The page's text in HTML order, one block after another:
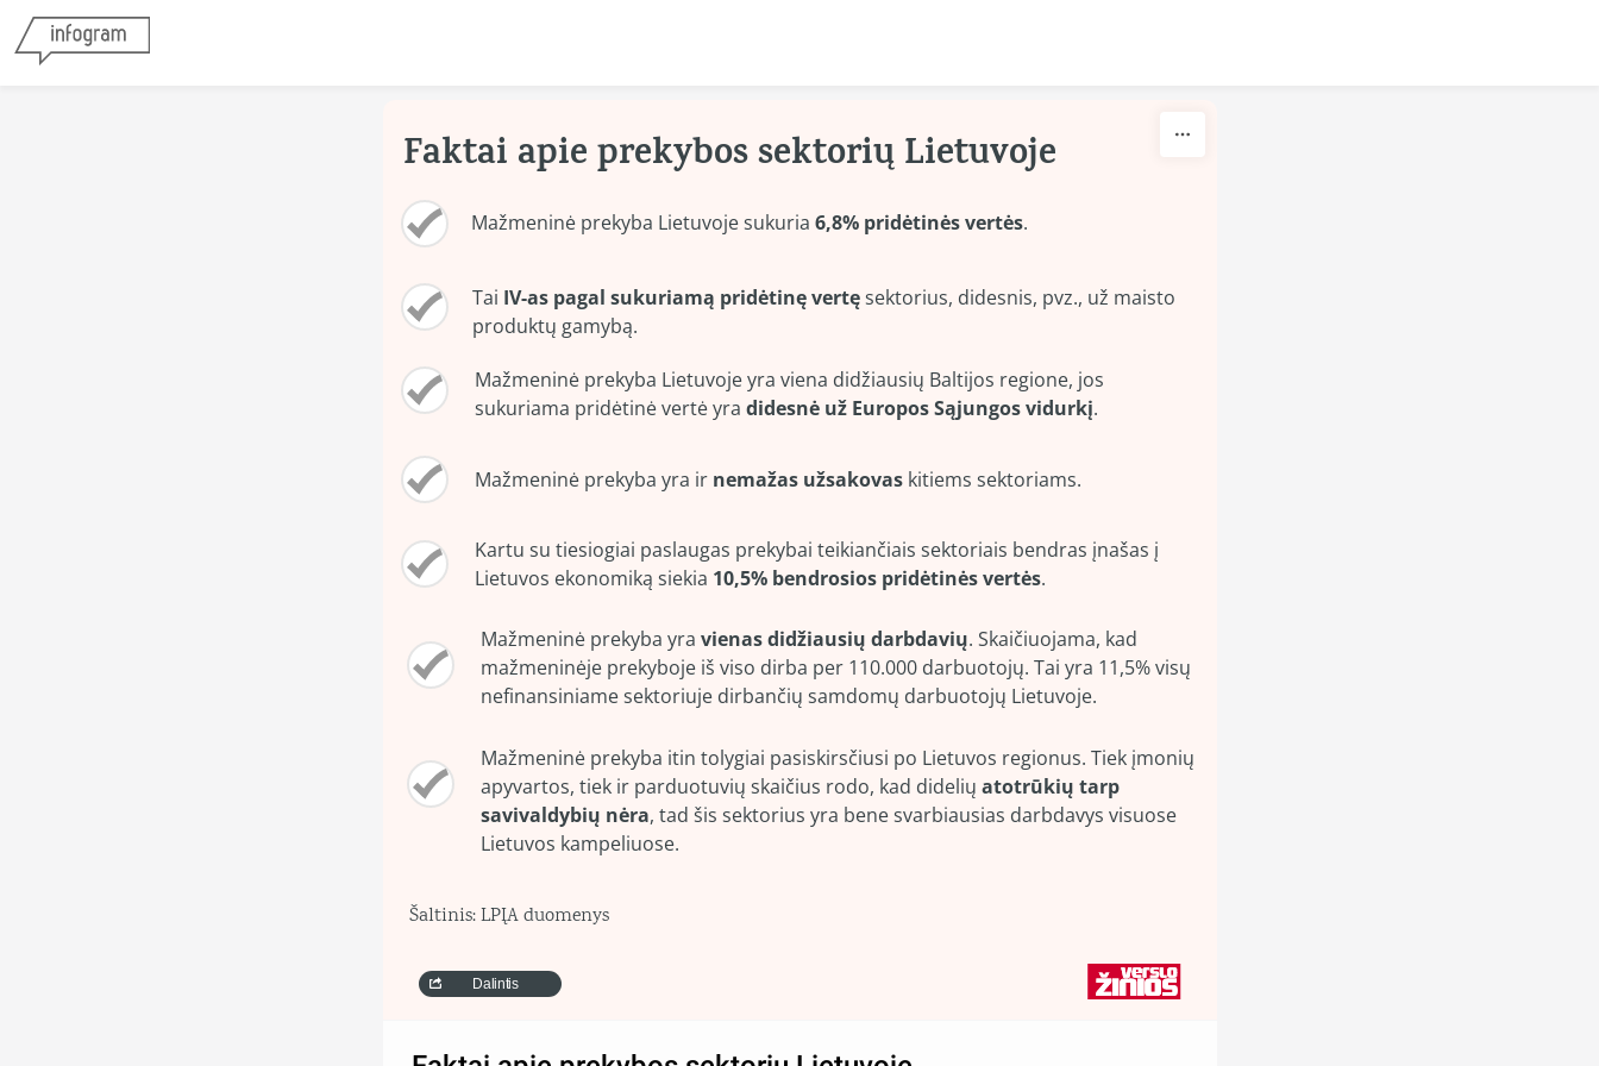
Faktai apie prekybos sektorių Lietuvoje
Mažmeninė prekyba Lietuvoje sukuria 6,8% pridėtinės vertės.
Tai IV-as pagal sukuriamą pridėtinę vertę sektorius, didesnis, pvz., už maisto
produktų gamybą.
Mažmeninė prekyba Lietuvoje yra viena didžiausių Baltijos regione, jos
sukuriama pridėtinė vertė yra didesnė už Europos Sąjungos vidurkį.
Mažmeninė prekyba yra ir nemažas užsakovas kitiems sektoriams.
Kartu su tiesiogiai paslaugas prekybai teikiančiais sektoriais bendras įnašas į
Lietuvos ekonomiką siekia 10,5% bendrosios pridėtinės vertės.
Mažmeninė prekyba yra vienas didžiausių darbdavių. Skaičiuojama, kad
mažmeninėje prekyboje iš viso dirba per 110.000 darbuotojų. Tai yra 11,5% visų
nefinansiniame sektoriuje dirbančių samdomų darbuotojų Lietuvoje.
Mažmeninė prekyba itin tolygiai pasiskirsčiusi po Lietuvos regionus. Tiek įmonių
apyvartos, tiek ir parduotuvių skaičius rodo, kad didelių atotrūkių tarp
savivaldybių nėra, tad šis sektorius yra bene svarbiausias darbdavys visuose
Lietuvos kampeliuose.
Šaltinis: LPĮA duomenys
Dalintis